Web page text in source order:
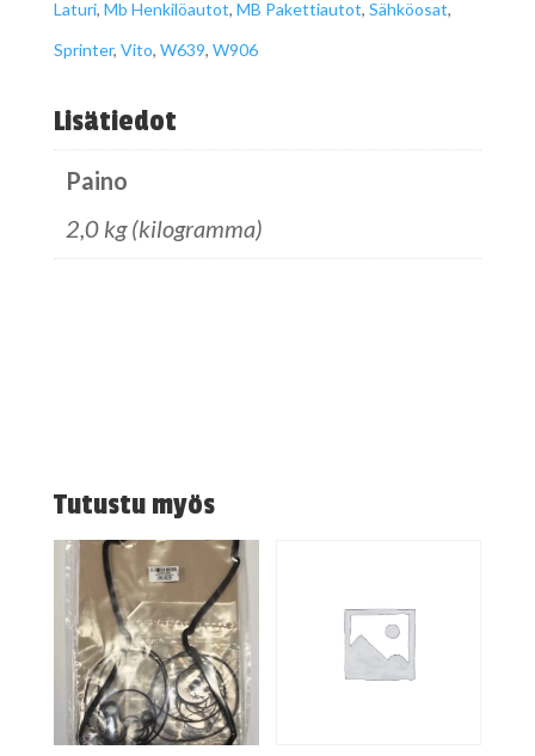
Laturi, Mb Henkilöautot, MB Pakettiautot, Sähköosat,
Sprinter, Vito, W639, W906
Lisätiedot
Paino
2,0 kg (kilogramma)
Tutustu myös